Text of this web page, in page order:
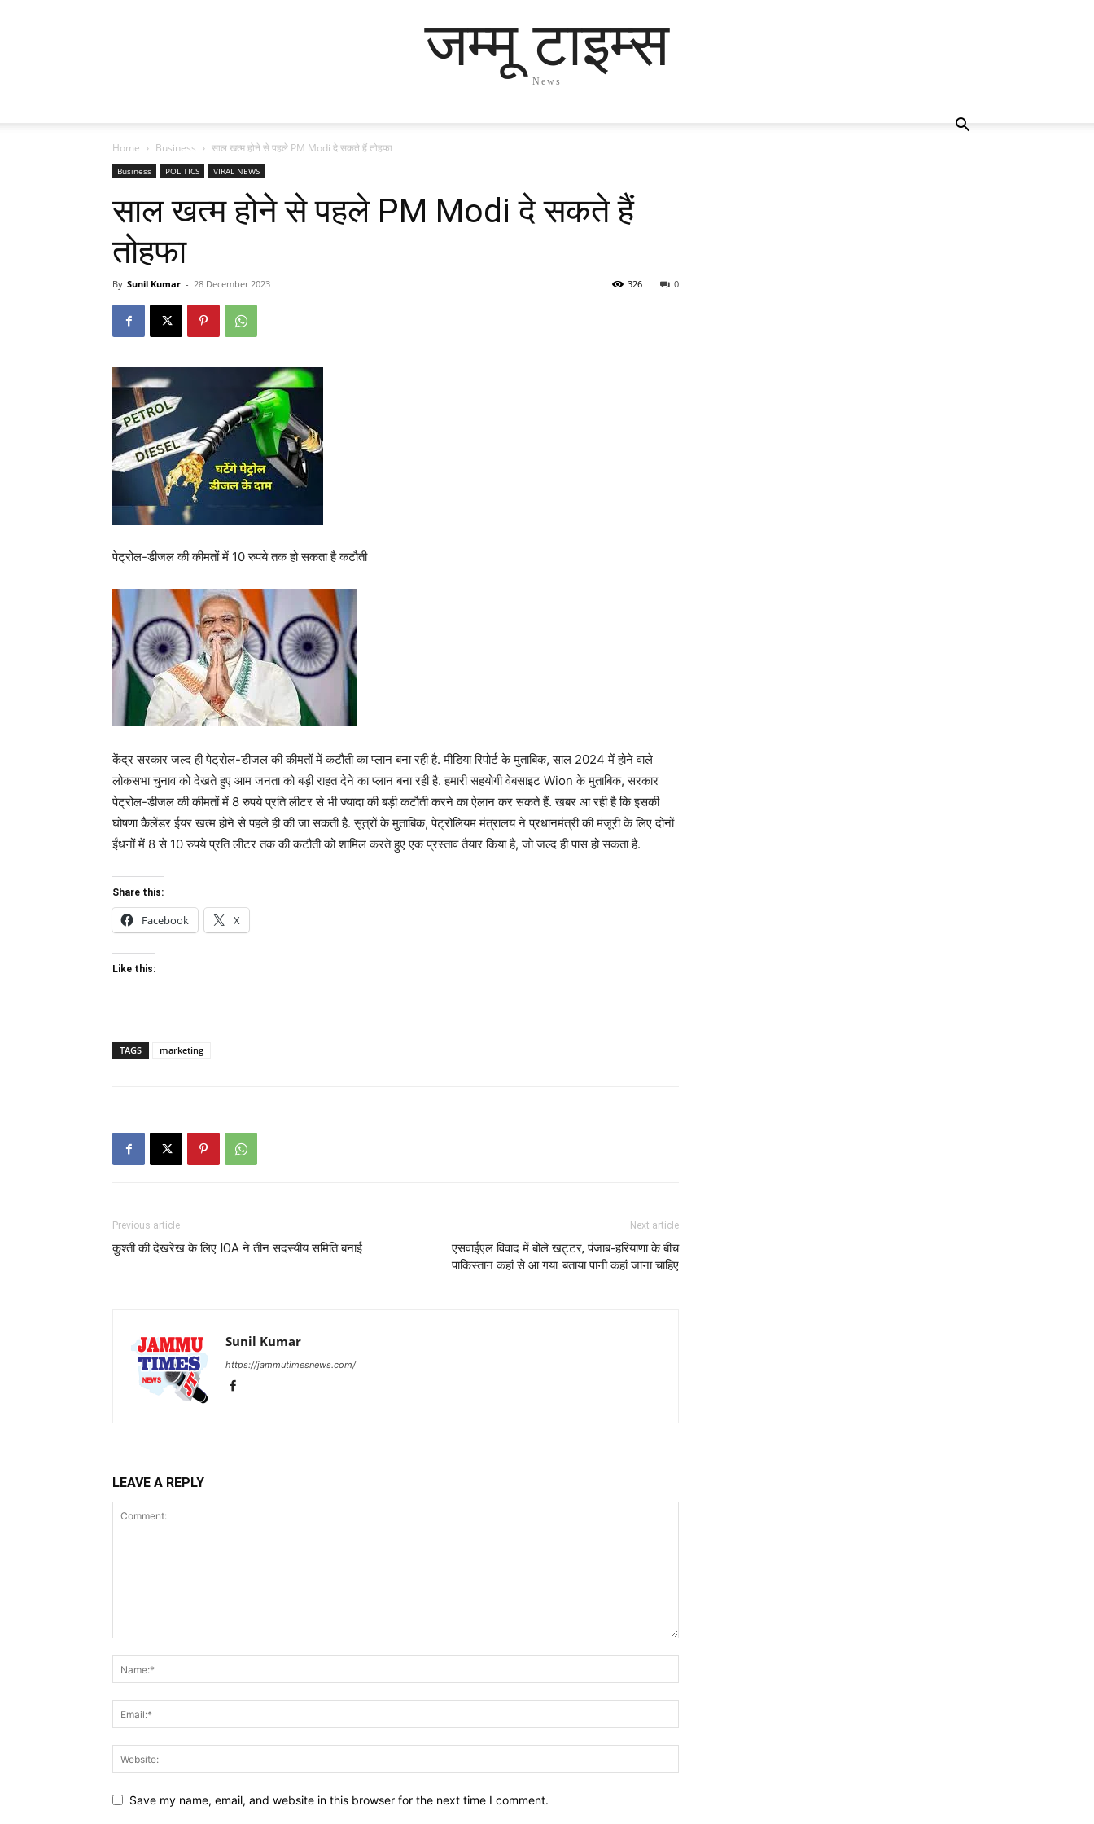
जम्मू टाइम्स
News
Home Business साल खत्म होने से पहले PM Modi दे सकते हैं तोहफा
Business POLITICS VIRAL NEWS
साल खत्म होने से पहले PM Modi दे सकते हैं
तोहफा
By Sunil Kumar - 28 December 2023 0
326
पेट्रोल-डीजल की कीमतों में 10 रुपये तक हो सकता है कटौती
केंद्र सरकार जल्द ही पेट्रोल-डीजल की कीमतों में कटौती का प्लान बना रही है. मीडिया रिपोर्ट के मुताबिक, साल 2024 में होने वाले
लोकसभा चुनाव को देखते हुए आम जनता को बड़ी राहत देने का प्लान बना रही है. हमारी सहयोगी वेबसाइट Wion के मुताबिक, सरकार
पेट्रोल-डीजल की कीमतों में 8 रुपये प्रति लीटर से भी ज्यादा की बड़ी कटौती करने का ऐलान कर सकते हैं. खबर आ रही है कि इसकी
घोषणा कैलेंडर ईयर खत्म होने से पहले ही की जा सकती है. सूत्रों के मुताबिक, पेट्रोलियम मंत्रालय ने प्रधानमंत्री की मंजूरी के लिए दोनों
ईंधनों में 8 से 10 रुपये प्रति लीटर तक की कटौती को शामिल करते हुए एक प्रस्ताव तैयार किया है, जो जल्द ही पास हो सकता है.
Share this:
Facebook X
Like this:
TAGS marketing
Previous article
कुश्ती की देखरेख के लिए IOA ने तीन सदस्यीय समिति बनाई
Next article
एसवाईएल विवाद में बोले खट्टर, पंजाब-हरियाणा के बीच
पाकिस्तान कहां से आ गया..बताया पानी कहां जाना चाहिए
Sunil Kumar
https://jammutimesnews.com/
LEAVE A REPLY
Save my name, email, and website in this browser for the next time I comment.